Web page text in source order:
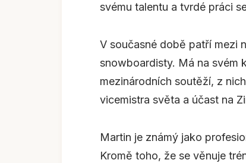
svému talentu a tvrdé práci
V současné době patří mezi
snowboardisty. Má na svém
mezinárodních soutěží, z
vicemistra světa a účast na
Martin je známý jako
Kromě toho, že se věnuje